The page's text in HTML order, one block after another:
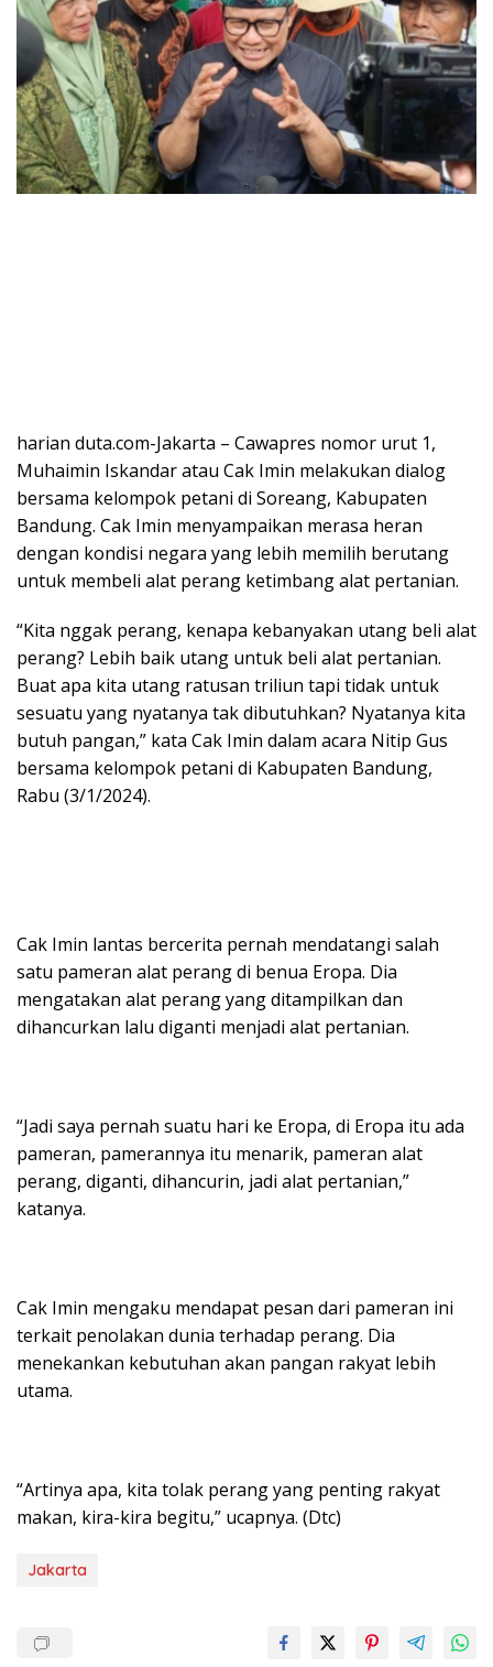
harian duta.com-Jakarta – Cawapres nomor urut 1,
Muhaimin Iskandar atau Cak Imin melakukan dialog
bersama kelompok petani di Soreang, Kabupaten
Bandung. Cak Imin menyampaikan merasa heran
dengan kondisi negara yang lebih memilih berutang
untuk membeli alat perang ketimbang alat pertanian.
“Kita nggak perang, kenapa kebanyakan utang beli alat
perang? Lebih baik utang untuk beli alat pertanian.
Buat apa kita utang ratusan triliun tapi tidak untuk
sesuatu yang nyatanya tak dibutuhkan? Nyatanya kita
butuh pangan,” kata Cak Imin dalam acara Nitip Gus
bersama kelompok petani di Kabupaten Bandung,
Rabu (3/1/2024).
Cak Imin lantas bercerita pernah mendatangi salah
satu pameran alat perang di benua Eropa. Dia
mengatakan alat perang yang ditampilkan dan
dihancurkan lalu diganti menjadi alat pertanian.
“Jadi saya pernah suatu hari ke Eropa, di Eropa itu ada
pameran, pamerannya itu menarik, pameran alat
perang, diganti, dihancurin, jadi alat pertanian,”
katanya.
Cak Imin mengaku mendapat pesan dari pameran ini
terkait penolakan dunia terhadap perang. Dia
menekankan kebutuhan akan pangan rakyat lebih
utama.
“Artinya apa, kita tolak perang yang penting rakyat
makan, kira-kira begitu,” ucapnya. (Dtc)
Jakarta